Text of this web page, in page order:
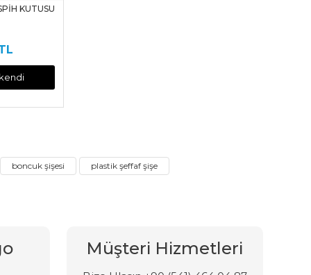
KUTUSU
boncuk şişesi plastik şeffaf şişe
Müşteri Hizmetleri